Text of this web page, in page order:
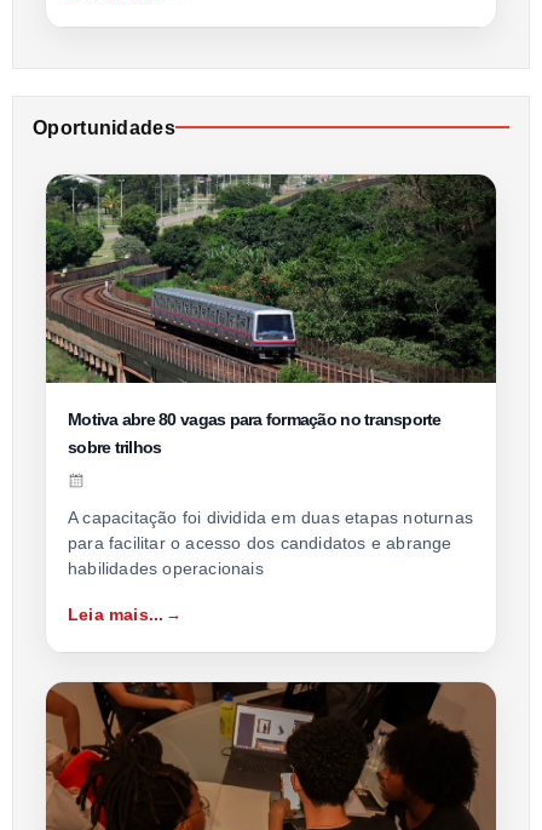
Oportunidades
Motiva abre 80 vagas para formação no transporte
sobre trilhos
A capacitação foi dividida em duas etapas noturnas
para facilitar o acesso dos candidatos e abrange
habilidades operacionais
Leia mais...